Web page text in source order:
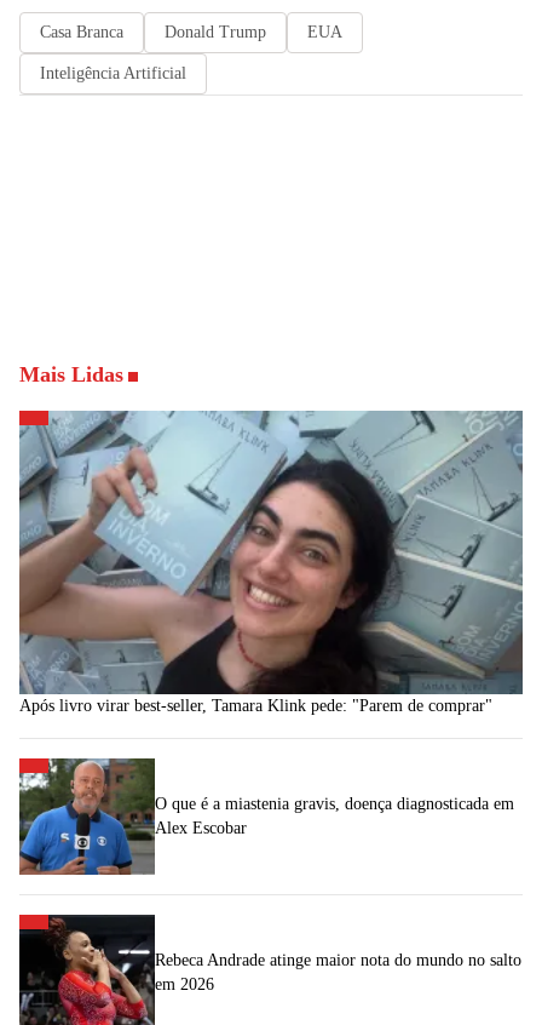
Casa Branca Donald Trump EUA
Inteligência Artificial
Mais Lidas
Após livro virar best-seller, Tamara Klink pede: "Parem de comprar"
O que é a miastenia gravis, doença diagnosticada em
Alex Escobar
Rebeca Andrade atinge maior nota do mundo no salto
em 2026